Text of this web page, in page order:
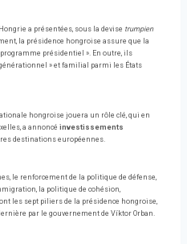
a présentées, sous la devise trumpien
la présidence hongroise assure que la
présidentiel ». En outre, ils
» et familial parmi les États
hongroise jouera un rôle clé, qui en
a annoncé investissements
destinations européennes.
le renforcement de la politique de défense,
la politique de cohésion,
les sept piliers de la présidence hongroise,
par le gouvernement de Víktor Orban.